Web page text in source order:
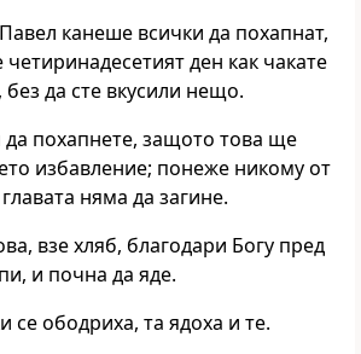
канеше всички да похапнат,
четиринадесетият ден как чакате
без да сте вкусили нещо.
да похапнете, защото това ще
избавление; понеже никому от
няма да загине.
взе хляб, благодари Богу пред
и почна да яде.
се ободриха, та ядоха и те.